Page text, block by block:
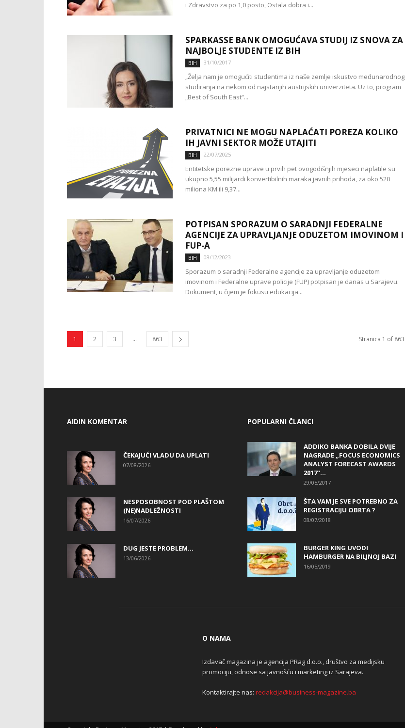
i Zdravstvo za po 1,0 posto, Ostala dobra i...
SPARKASSE BANK OMOGUĆAVA STUDIJ IZ SNOVA ZA
NAJBOLJE STUDENTE IZ BIH
BIH 31/10/2017
„Želja nam je omogućiti studentima iz naše zemlje iskustvo međunarodnog
studiranja na nekom od najstarijih austrijskih univerziteta. Uz to, program
„Best of South East“...
PRIVATNICI NE MOGU NAPLAĆATI POREZA KOLIKO
IH JAVNI SEKTOR MOŽE UTAJITI
BIH 22/07/2025
Entitetske porezne uprave u prvih pet ovogodišnjih mjeseci naplatile su
ukupno 5,55 milijardi konvertibilnih maraka javnih prihoda, za oko 520
miliona KM ili 9,37...
POTPISAN SPORAZUM O SARADNJI FEDERALNE
AGENCIJE ZA UPRAVLJANJE ODUZETOM IMOVINOM I
FUP-A
BIH 08/12/2023
Sporazum o saradnji Federalne agencije za upravljanje oduzetom
imovinom i Federalne uprave policije (FUP) potpisan je danas u Sarajevu.
Dokument, u čijem je fokusu edukacija...
1 2 3 ... 863 Stranica 1 of 863
AIDIN KOMENTAR
ČEKAJUĆI VLADU DA UPLATI
07/08/2026
NESPOSOBNOST POD PLAŠTOM
(NE)NADLEŽNOSTI
16/07/2026
DUG JESTE PROBLEM…
13/06/2026
POPULARNI ČLANCI
ADDIKO BANKA DOBILA DVIJE
NAGRADE „FOCUS ECONOMICS
ANALYST FORECAST AWARDS
2017“...
29/05/2017
ŠTA VAM JE SVE POTREBNO ZA
REGISTRACIJU OBRTA ?
08/07/2018
BURGER KING UVODI
HAMBURGER NA BILJNOJ BAZI
16/05/2019
O NAMA
Izdavač magazina je agencija PRag d.o.o., društvo za medijsku
promociju, odnose sa javnošću i marketing iz Sarajeva.
Kontaktirajte nas: redakcija@business-magazine.ba